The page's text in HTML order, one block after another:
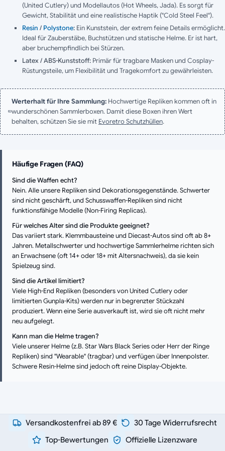
(United Cutlery) und Modellautos (Hot Wheels, Jada). Es sorgt für
Gewicht, Stabilität und eine realistische Haptik ("Cold Steel Feel").
Resin / Polystone: Ein Kunststein, der extrem feine Details ermöglicht.
Ideal für Zauberstäbe, Buchstützen und statische Helme. Er ist hart,
aber bruchempfindlich bei Stürzen.
Latex / ABS-Kunststoff: Primär für tragbare Masken und Cosplay-
Rüstungsteile, um Flexibilität und Tragekomfort zu gewährleisten.
Werterhalt für Ihre Sammlung: Hochwertige Repliken kommen oft in
wunderschönen Sammlerboxen. Damit diese Boxen ihren Wert
behalten, schützen Sie sie mit Evoretro Schutzhüllen.
Häufige Fragen (FAQ)
Sind die Waffen echt?
Nein. Alle unsere Repliken sind Dekorationsgegenstände. Schwerter
sind nicht geschärft, und Schusswaffen-Repliken sind nicht
funktionsfähige Modelle (Non-Firing Replicas).
Für welches Alter sind die Produkte geeignet?
Das variiert stark. Klemmbausteine und Diecast-Autos sind oft ab 8+
Jahren. Metallschwerter und hochwertige Sammlerhelme richten sich
an Erwachsene (oft 14+ oder 18+ mit Altersnachweis), da sie kein
Spielzeug sind.
Sind die Artikel limitiert?
Viele High-End Repliken (besonders von United Cutlery oder
limitierten Gunpla-Kits) werden nur in begrenzter Stückzahl
produziert. Wenn eine Serie ausverkauft ist, wird sie oft nicht mehr
neu aufgelegt.
Kann man die Helme tragen?
Viele unserer Helme (z.B. Star Wars Black Series oder Herr der Ringe
Repliken) sind "Wearable" (tragbar) und verfügen über Innenpolster.
Schwere Resin-Helme sind jedoch oft reine Display-Objekte.
Versandkostenfrei ab 89 €
30 Tage Widerrufsrecht
Top-Bewertungen
Offizielle Lizenzware